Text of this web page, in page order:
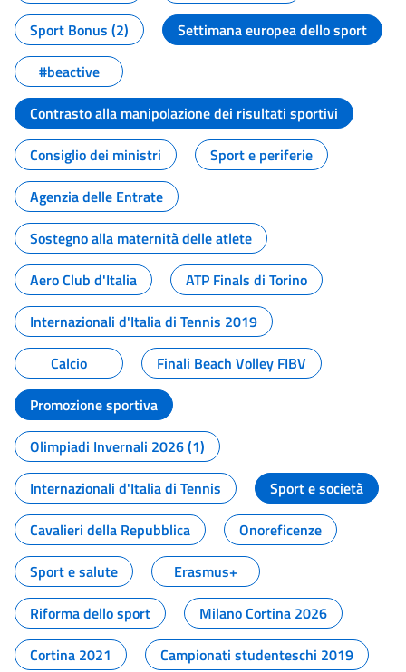
Sport Bonus (2)
Settimana europea dello sport
#beactive
Contrasto alla manipolazione dei risultati sportivi
Consiglio dei ministri
Sport e periferie
Agenzia delle Entrate
Sostegno alla maternità delle atlete
Aero Club d'Italia
ATP Finals di Torino
Internazionali d'Italia di Tennis 2019
Calcio
Finali Beach Volley FIBV
Promozione sportiva
Olimpiadi Invernali 2026 (1)
Internazionali d'Italia di Tennis
Sport e società
Cavalieri della Repubblica
Onoreficenze
Sport e salute
Erasmus+
Riforma dello sport
Milano Cortina 2026
Cortina 2021
Campionati studenteschi 2019